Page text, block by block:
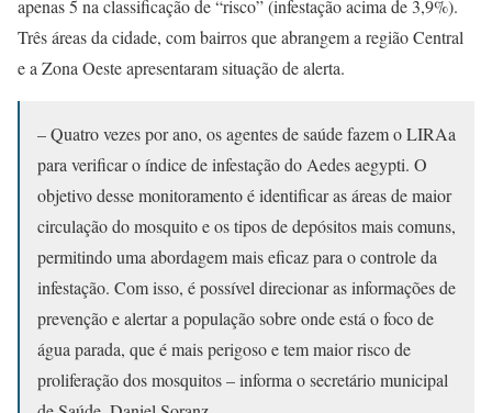
apenas 5 na classificação de “risco” (infestação acima de 3,9%).
Três áreas da cidade, com bairros que abrangem a região Central
e a Zona Oeste apresentaram situação de alerta.
– Quatro vezes por ano, os agentes de saúde fazem o LIRAa
para verificar o índice de infestação do Aedes aegypti. O
objetivo desse monitoramento é identificar as áreas de maior
circulação do mosquito e os tipos de depósitos mais comuns,
permitindo uma abordagem mais eficaz para o controle da
infestação. Com isso, é possível direcionar as informações de
prevenção e alertar a população sobre onde está o foco de
água parada, que é mais perigoso e tem maior risco de
proliferação dos mosquitos – informa o secretário municipal